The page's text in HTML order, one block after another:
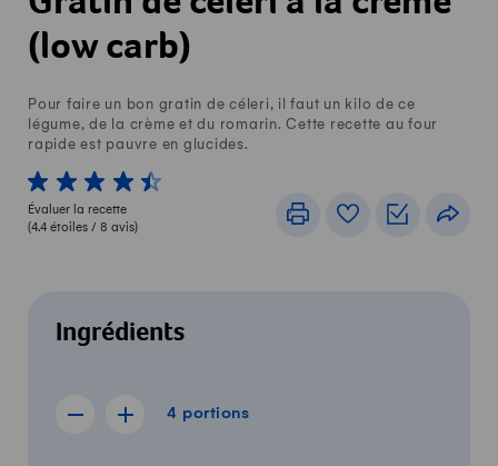
(low carb)
Pour faire un bon gratin de céleri, il faut un kilo de ce
légume, de la crème et du romarin. Cette recette au four
rapide est pauvre en glucides.
1 von 5 étoiles
2 von 5 étoiles
3 von 5 étoiles
4 von 5 étoiles
5 von 5 étoiles
Évaluer la recette
(4.4 étoiles / 8 avis)
ImprimerLivre de recettes
Listes de
Ingrédients
4 portions
Afficher la recette de 3 portions
Afficher la recette de 5 portions
4 portions